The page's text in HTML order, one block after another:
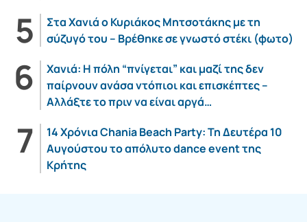
Στα Χανιά ο Κυριάκος Μητσοτάκης με τη
σύζυγό του – Βρέθηκε σε γνωστό στέκι (φωτο)
Χανιά: Η πόλη “πνίγεται” και μαζί της δεν
παίρνουν ανάσα ντόπιοι και επισκέπτες –
Αλλάξτε το πριν να είναι αργά…
14 Χρόνια Chania Beach Party: Τη Δευτέρα 10
Αυγούστου το απόλυτο dance event της
Κρήτης